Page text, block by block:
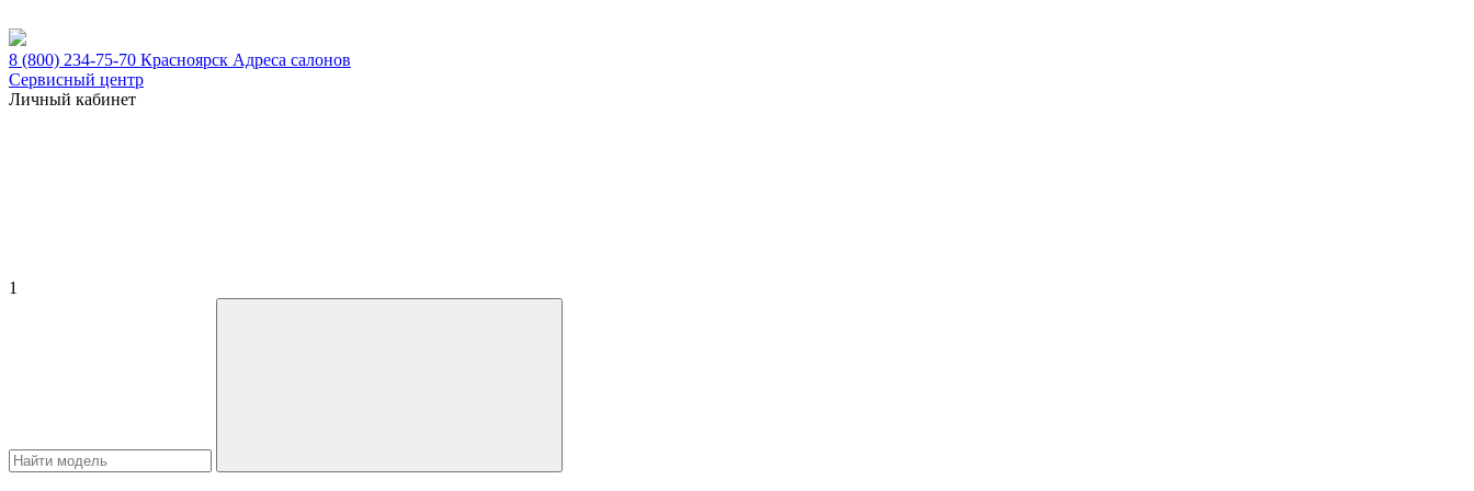
8 (800) 234-75-70 Красноярск Адреса салонов
Сервисный центр
Личный кабинет
1